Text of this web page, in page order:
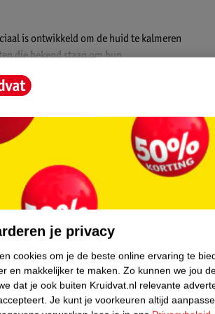
is ontwikkeld om de huid te kalmeren
die bekend staan om hun
is voor de gevoelige huid. De toner
factoren zoals vervuiling en stress.
product voor iedereen die op zoek is naar
je privacy
cookies om je de beste online ervaring te
en makkelijker te maken. Zo kunnen we jou
dat je ook buiten Kruidvat.nl relevante
Je kunt je voorkeuren altijd